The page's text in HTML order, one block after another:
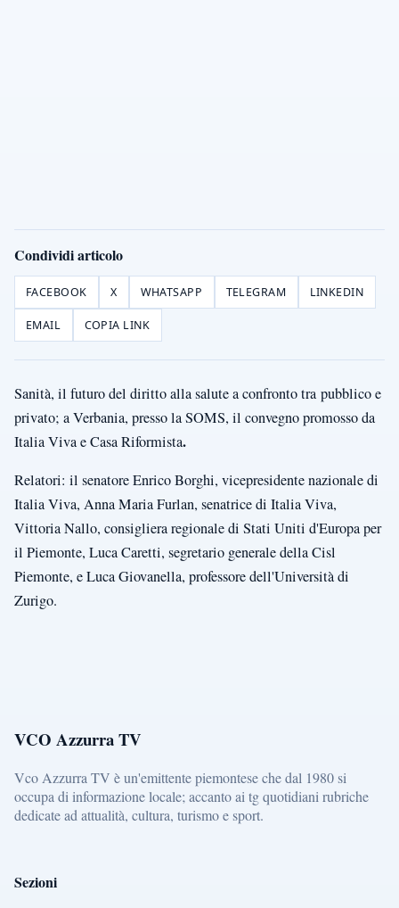
Condividi articolo
FACEBOOK X WHATSAPP TELEGRAM LINKEDIN
EMAIL COPIA LINK
Sanità, il futuro del diritto alla salute a confronto tra pubblico e
privato; a Verbania, presso la SOMS, il convegno promosso da
Italia Viva e Casa Riformista.
Relatori: il senatore Enrico Borghi, vicepresidente nazionale di
Italia Viva, Anna Maria Furlan, senatrice di Italia Viva,
Vittoria Nallo, consigliera regionale di Stati Uniti d'Europa per
il Piemonte, Luca Caretti, segretario generale della Cisl
Piemonte, e Luca Giovanella, professore dell'Università di
Zurigo.
VCO Azzurra TV
Vco Azzurra TV è un'emittente piemontese che dal 1980 si
occupa di informazione locale; accanto ai tg quotidiani rubriche
dedicate ad attualità, cultura, turismo e sport.
Sezioni